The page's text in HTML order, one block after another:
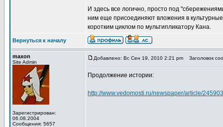
И здесь все логично, просто под
ним еще присоединяют вложения в
коротким циклом по мультипликатору Кана.
Вернуться к началу
maxon
Site Admin
Зарегистрирован:
06.08.2004
Сообщения: 5657
Добавлено: Вс Сен 19, 2010 2:21 pm Заголовок
Продолжение истории:
http://www.vedomosti.ru/newspaper/article/